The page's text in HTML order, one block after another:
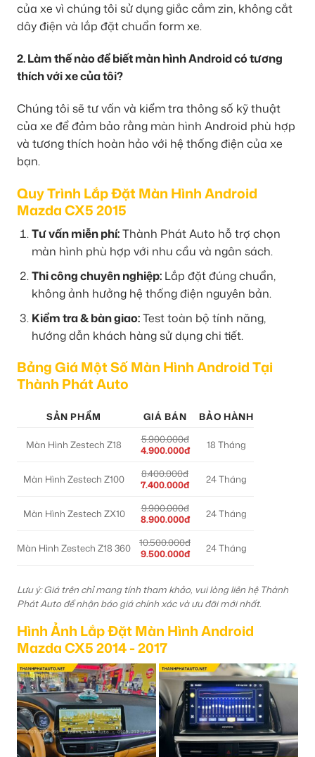
của xe vì chúng tôi sử dụng giắc cắm zin, không cắt
dây điện và lắp đặt chuẩn form xe.
2. Làm thế nào để biết màn hình Android có tương
thích với xe của tôi?
Chúng tôi sẽ tư vấn và kiểm tra thông số kỹ thuật
của xe để đảm bảo rằng màn hình Android phù hợp
và tương thích hoàn hảo với hệ thống điện của xe
bạn.
Quy Trình Lắp Đặt Màn Hình Android
Mazda CX5 2015
Tư vấn miễn phí:Thành Phát Auto hỗ trợ chọn
màn hình phù hợp với nhu cầu và ngân sách.
Thi công chuyên nghiệp:Lắp đặt đúng chuẩn,
không ảnh hưởng hệ thống điện nguyên bản.
Kiểm tra & bàn giao:Test toàn bộ tính năng,
hướng dẫn khách hàng sử dụng chi tiết.
Bảng Giá Một Số Màn Hình Android Tại
Thành Phát Auto
SẢN PHẨM GIÁ BÁN BẢO HÀNH
Màn Hình Zestech Z18
5.900.000đ
4.900.000đ
18 Tháng
Màn Hình Zestech Z100
8.400.000đ
7.400.000đ
24 Tháng
Màn Hình Zestech ZX10
9.900.000đ
8.900.000đ
24 Tháng
Màn Hình Zestech Z18 360
10.500.000đ
9.500.000đ
24 Tháng
Lưu ý: Giá trên chỉ mang tính tham khảo, vui lòng liên hệ Thành
Phát Auto để nhận báo giá chính xác và ưu đãi mới nhất.
Hình Ảnh Lắp Đặt Màn Hình Android
Mazda CX5 2014 - 2017